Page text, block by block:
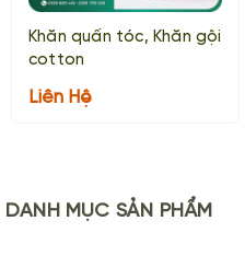
DANH MỤC SẢN PHẨM
Khăn quấn tóc, Khăn gội
cotton
Liên Hệ